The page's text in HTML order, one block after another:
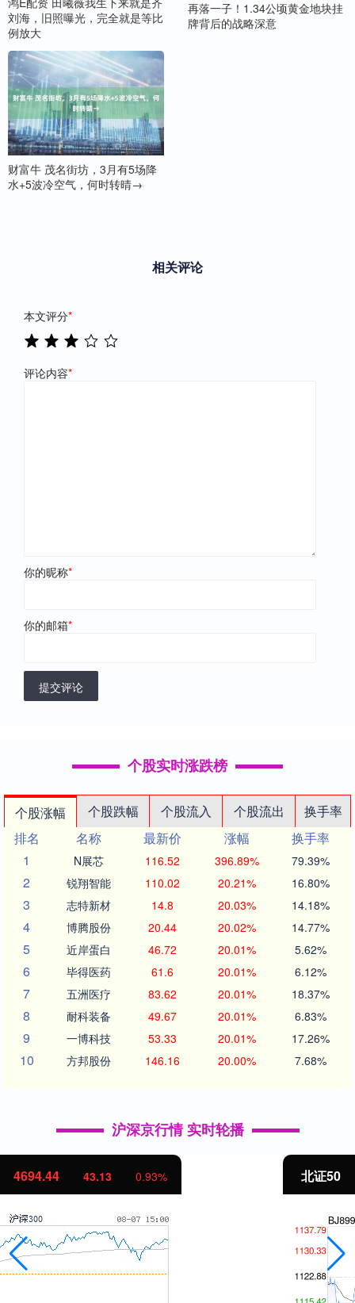
刘海，旧照曝光，完全就是等比
例放大
再落一子！1.34公顷黄金地块挂
牌背后的战略深意
财富牛 茂名街坊，3月有5场降
水+5波冷空气，何时转晴→
相关评论
本文评分*
评论内容*
你的昵称*
你的邮箱*
提交评论
个股实时涨跌榜
个股涨幅 个股跌幅 个股流入 个股流出
换手率
排名
名称 最新价 涨幅
换手率
1
N展芯 116.52 396.89% 79.39%
2 锐翔智能 110.02 20.21% 16.80%
3 志特新材 14.8 20.03% 14.18%
4 博腾股份 20.44 20.02% 14.77%
5 近岸蛋白 46.72 20.01% 5.62%
6 毕得医药 61.6 20.01% 6.12%
7 五洲医疗 83.62 20.01% 18.37%
8 耐科装备 49.67 20.01% 6.83%
9 一博科技 53.33 20.01% 17.26%
10 方邦股份 146.16 20.00% 7.68%
沪深京行情 实时轮播
北证50 1134.24